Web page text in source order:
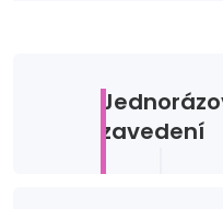
zavedení